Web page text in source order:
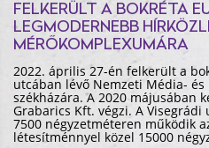
FELKERÜLT A BOKRÉTA
LEGMODERNEBB
MÉRŐKOMPLEXUMÁRA
2022. április 27-én felkerült a
utcában lévő Nemzeti Média- és
székházára. A 2020 májusában
Grabarics Kft. végzi. A
7500 négyzetméteren működik
létesítménnyel közel 15000